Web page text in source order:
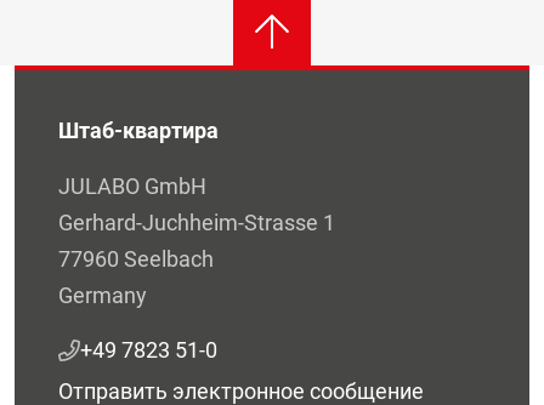
Штаб-квартира
JULABO GmbH
Gerhard-Juchheim-Strasse 1
77960 Seelbach
Germany
+49 7823 51-0
Отправить электронное сообщение